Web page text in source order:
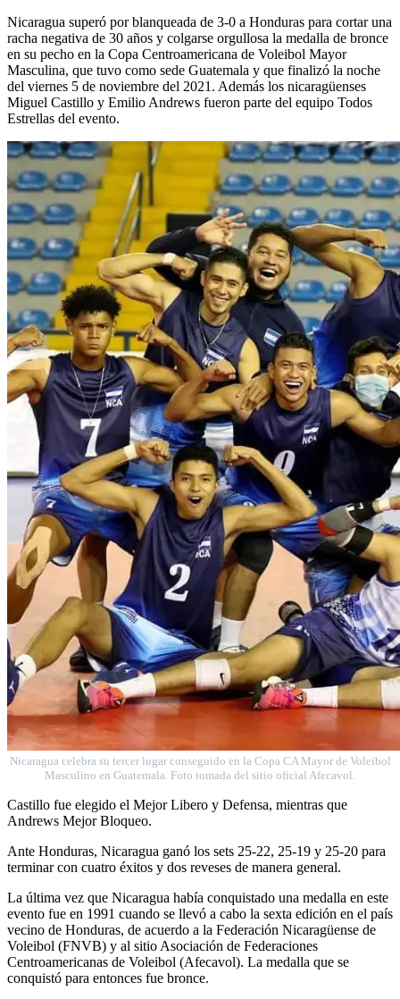
Nicaragua superó por blanqueada de 3-0 a Honduras para cortar una
racha negativa de 30 años y colgarse orgullosa la medalla de bronce
en su pecho en la Copa Centroamericana de Voleibol Mayor
Masculina, que tuvo como sede Guatemala y que finalizó la noche
del viernes 5 de noviembre del 2021. Además los nicaragüenses
Miguel Castillo y Emilio Andrews fueron parte del equipo Todos
Estrellas del evento.
Nicaragua celebra su tercer lugar conseguido en la Copa CA Mayor de Voleibol
Masculino en Guatemala. Foto tomada del sitio oficial Afecavol.
Castillo fue elegido el Mejor Libero y Defensa, mientras que
Andrews Mejor Bloqueo.
Ante Honduras, Nicaragua ganó los sets 25-22, 25-19 y 25-20 para
terminar con cuatro éxitos y dos reveses de manera general.
La última vez que Nicaragua había conquistado una medalla en este
evento fue en 1991 cuando se llevó a cabo la sexta edición en el país
vecino de Honduras, de acuerdo a la Federación Nicaragüense de
Voleibol (FNVB) y al sitio Asociación de Federaciones
Centroamericanas de Voleibol (Afecavol). La medalla que se
conquistó para entonces fue bronce.